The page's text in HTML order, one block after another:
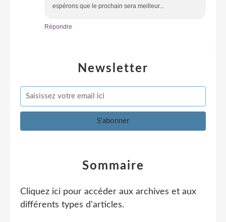
espérons que le prochain sera meilleur...
Répondre
Newsletter
Sommaire
Cliquez ici pour accéder aux archives et aux
différents types d'articles.